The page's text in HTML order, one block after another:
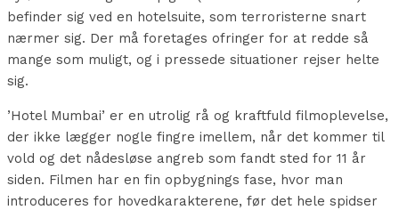
befinder sig ved en hotelsuite, som terroristerne snart
nærmer sig. Der må foretages ofringer for at redde så
mange som muligt, og i pressede situationer rejser helte
sig.
’Hotel Mumbai’ er en utrolig rå og kraftfuld filmoplevelse,
der ikke lægger nogle fingre imellem, når det kommer til
vold og det nådesløse angreb som fandt sted for 11 år
siden. Filmen har en fin opbygnings fase, hvor man
introduceres for hovedkarakterene, før det hele spidser